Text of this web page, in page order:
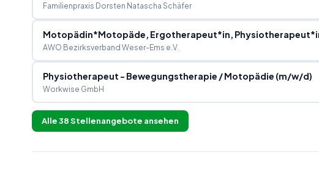
Familienpraxis Dorsten Natascha Schäfer
Motopädin*Motopäde, Ergotherapeut*in,
AWO Bezirksverband Weser-Ems e.V.
Physiotherapeut - Bewegungstherapie / Motopädie (m/w/d)
Workwise GmbH
Alle38Stellenangebote ansehen